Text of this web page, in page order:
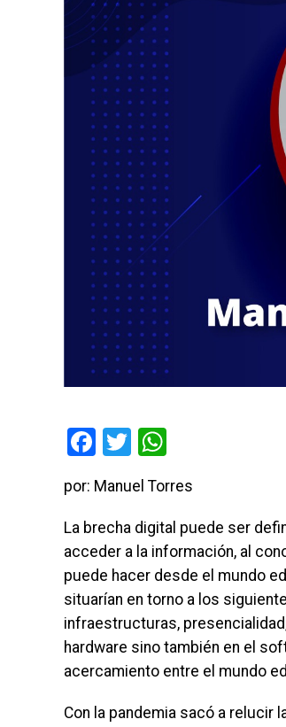
Facebook
Twitter
por: Manuel Torres
La brecha digital puede ser
acceder a la información, al
puede hacer desde el mundo
situarían en torno a los
infraestructuras,
hardware sino también en el
acercamiento entre el mundo
Con la pandemia sacó a relucir